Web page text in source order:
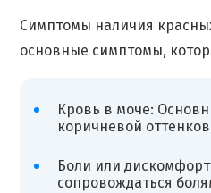
Симптомы наличия
основные симптомы,
Кровь в моче:
коричневой
Боли или
сопровождаться